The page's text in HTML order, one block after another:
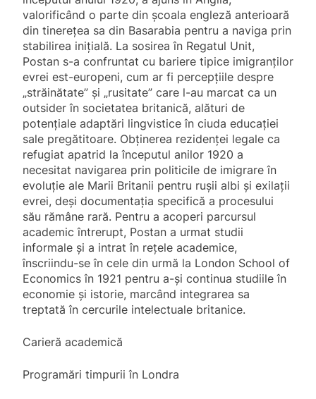
valorificând o parte din școala engleză anterioară
din tinerețea sa din Basarabia pentru a naviga prin
stabilirea inițială. La sosirea în Regatul Unit,
Postan s-a confruntat cu bariere tipice imigranților
evrei est-europeni, cum ar fi percepțiile despre
„străinătate” și „rusitate” care l-au marcat ca un
outsider în societatea britanică, alături de
potențiale adaptări lingvistice în ciuda educației
sale pregătitoare. Obținerea rezidenței legale ca
refugiat apatrid la începutul anilor 1920 a
necesitat navigarea prin politicile de imigrare în
evoluție ale Marii Britanii pentru rușii albi și exilații
evrei, deși documentația specifică a procesului
său rămâne rară. Pentru a acoperi parcursul
academic întrerupt, Postan a urmat studii
informale și a intrat în rețele academice,
înscriindu-se în cele din urmă la London School of
Economics în 1921 pentru a-și continua studiile în
economie și istorie, marcând integrarea sa
treptată în cercurile intelectuale britanice.
Carieră academică
Programări timpurii în Londra